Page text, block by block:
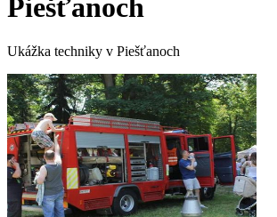
Piešťanoch
Ukážka techniky v Piešťanoch